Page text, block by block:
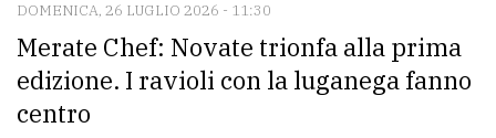
DOMENICA, 26 LUGLIO 2026 - 11:30
Merate Chef: Novate trionfa alla prima
edizione. I ravioli con la luganega fanno
centro